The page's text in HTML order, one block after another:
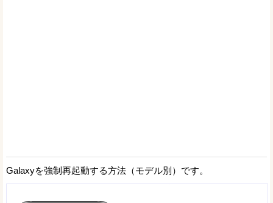
Galaxyを強制再起動する方法（モデル別）です。